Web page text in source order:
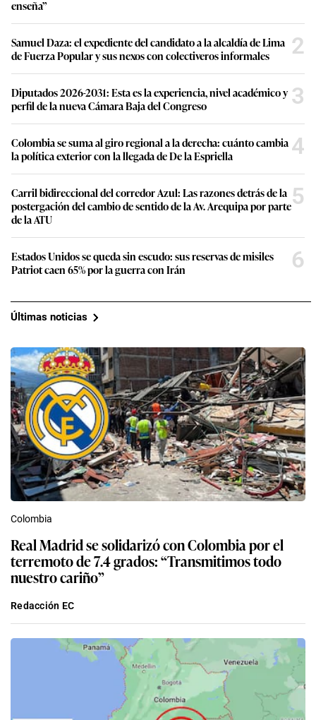
enseña”
Samuel Daza: el expediente del candidato a la alcaldía de Lima
de Fuerza Popular y sus nexos con colectiveros informales
2
Diputados 2026-2031: Esta es la experiencia, nivel académico y
perfil de la nueva Cámara Baja del Congreso
3
Colombia se suma al giro regional a la derecha: cuánto cambia
la política exterior con la llegada de De la Espriella
4
Carril bidireccional del corredor Azul: Las razones detrás de la
postergación del cambio de sentido de la Av. Arequipa por parte
de la ATU
5
Estados Unidos se queda sin escudo: sus reservas de misiles
Patriot caen 65% por la guerra con Irán
6
Últimas noticias
Colombia
Real Madrid se solidarizó con Colombia por el
terremoto de 7.4 grados: “Transmitimos todo
nuestro cariño”
Redacción EC